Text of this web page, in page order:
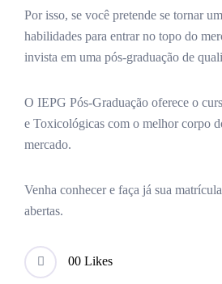
Por isso, se você pretende se tornar
habilidades para entrar no topo do
invista em uma pós-graduação de
O IEPG Pós-Graduação oferece o
e Toxicológicas com o melhor corpo
mercado.
Venha conhecer e faça já sua
abertas.
00 Likes